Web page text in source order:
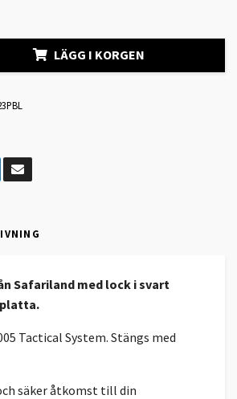
LÄGG I KORGEN
Safariland med lock i svart
Tactical System. Stängs med
säker åtkomst till din